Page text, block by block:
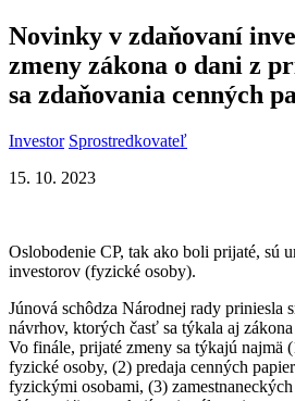
Novinky v zdaňovaní
zmeny zákona o dani z
sa zdaňovania cenných
Investor Sprostredkovateľ
15. 10. 2023
Oslobodenie CP, tak ako boli prijaté, sú
investorov (fyzické osoby).
Júnová schôdza Národnej rady priniesla
návrhov, ktorých časť sa týkala aj
Vo finále, prijaté zmeny sa týkajú najmä
fyzické osoby, (2) predaja cenných
fyzickými osobami, (3)